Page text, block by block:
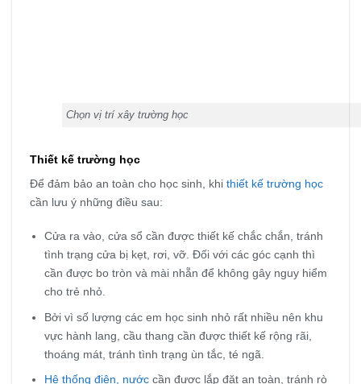
Chọn vị trí xây trường học
Thiết kế trường học
Để đảm bảo an toàn cho học sinh, khi thiết kế trường học
cần lưu ý những điều sau:
Cửa ra vào, cửa sổ cần được thiết kế chắc chắn, tránh
tình trạng cửa bị kẹt, rơi, vỡ. Đối với các góc cạnh thì
cần được bo tròn và mài nhẵn để không gây nguy hiểm
cho trẻ nhỏ.
Bởi vì số lượng các em học sinh nhỏ rất nhiều nên khu
vực hành lang, cầu thang cần được thiết kế rộng rãi,
thoáng mát, tránh tình trạng ùn tắc, té ngã.
Hệ thống điện, nước cần được lắp đặt an toàn, tránh rò